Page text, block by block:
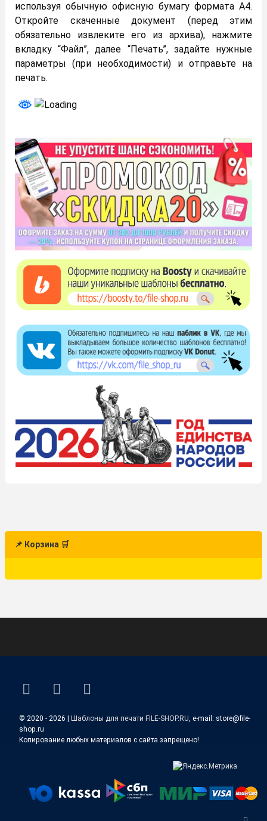
используя обычную офисную бумагу формата А4.
Откройте скаченные документ (перед этим
обязательно извлеките его из архива), нажмите
вкладку “Файл”, далее “Печать”, задайте нужные
параметры (при необходимости) и отправьте на
печать.
📌 Корзина 🛒
ВКонтакте
YouTube
E-mail
© 2020 - 2026 | Шаблоны для печати FILE-SHOP.RU , e-mail: store@file-
shop.ru
Копирование любых материалов с сайта запрещено!